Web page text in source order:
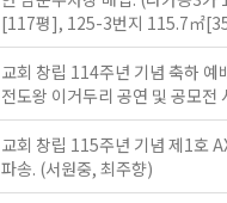
[117평], 125-3번지 115.7㎡
교회 창립 114주년 기념 축하 예
전도왕 이거두리 공연 및 공모전
교회 창립 115주년 기념 제1호
파송. (서원중, 최주향)